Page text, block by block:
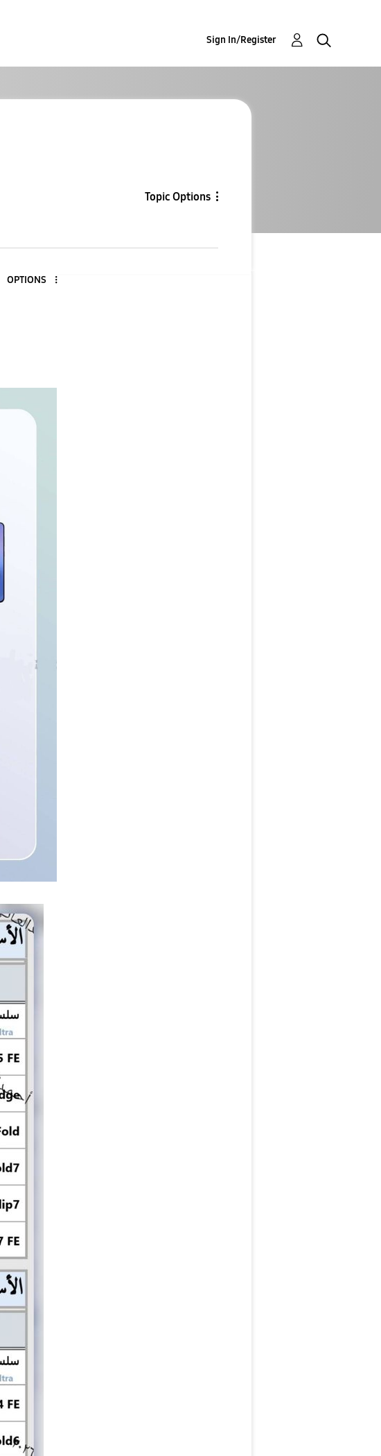
Sign In/Register
Topic Options
OPTIONS